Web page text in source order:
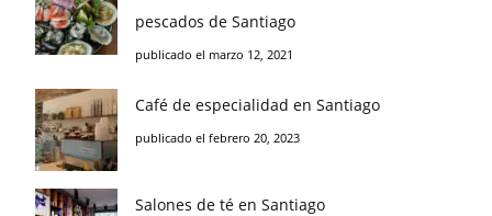
pescados de Santiago
publicado el marzo 12, 2021
Café de especialidad en Santiago
publicado el febrero 20, 2023
Salones de té en Santiago